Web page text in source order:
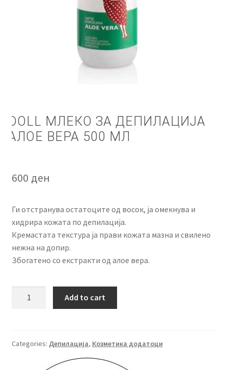
НАШИ БРЕНДОВИ ЗА КОЗМЕТИКА И ФРИЗЕРАЈ
ЗА НАС
ПРОИЗВОДИ
DOLL МЛЕКО ЗА ДЕПИЛАЦИЈА
АЛОЕ ВЕРА 500 МЛ
600 ден
Ги отстранува остатоците од восок, ја омекнува и
хидрира кожата по депилација.
Кремастата текстура ја прави кожата мазна и свилено
нежна на допир.
Збогатено со екстракти од алое вера.
Алое
Add to cart
Categories: Депилација, Козметика додатоци